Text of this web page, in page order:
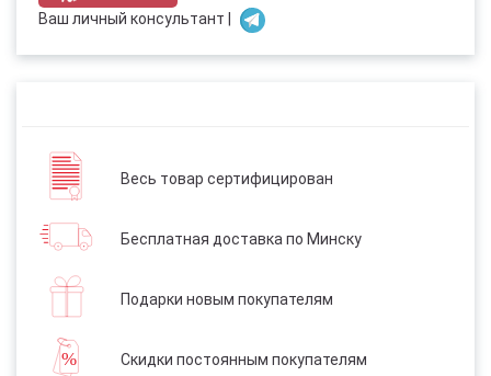
Ваш личный консультант |
Весь товар сертифицирован
Бесплатная доставка по Минску
Подарки новым покупателям
Скидки постоянным покупателям